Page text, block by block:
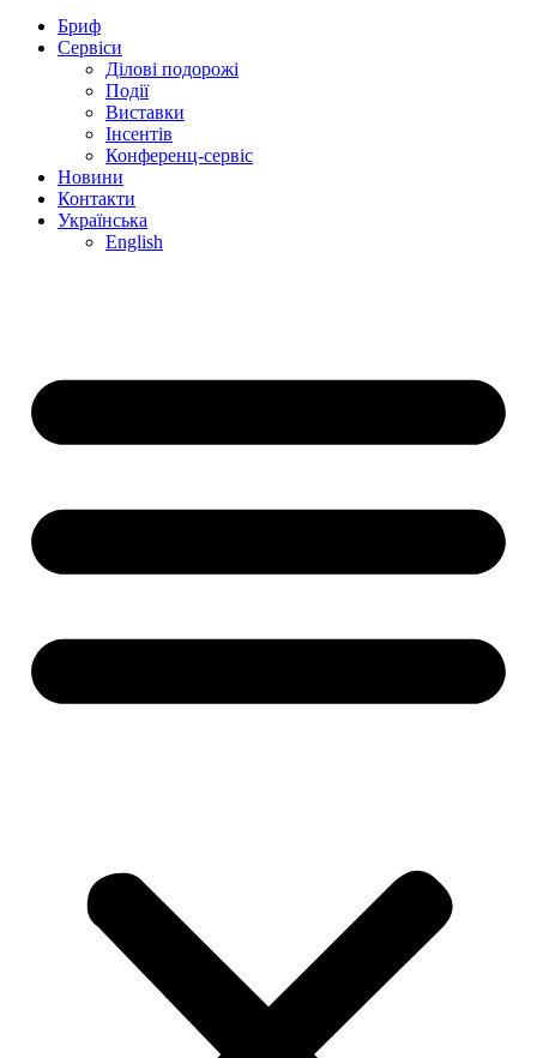
Бриф
Сервіси
Ділові подорожі
Події
Виставки
Інсентів
Конференц-сервіс
Новини
Контакти
Українська
English